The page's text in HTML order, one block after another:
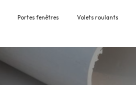
Portes fenêtres Volets roulants